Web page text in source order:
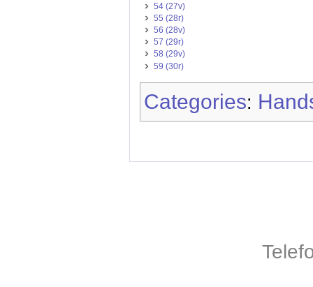
54 (27v)
55 (28r)
56 (28v)
57 (29r)
58 (29v)
59 (30r)
Categories: